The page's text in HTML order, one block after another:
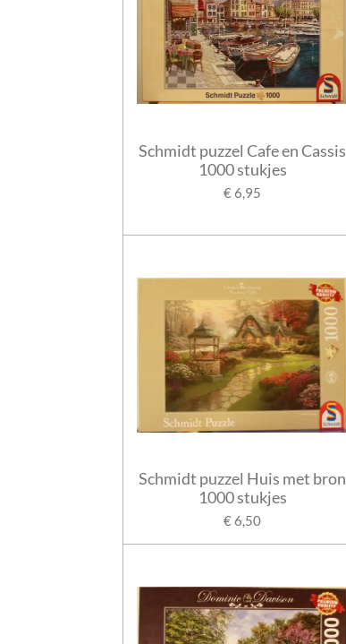
Schmidt puzzel Cafe en Cassis
1000 stukjes
€ 6,95
Schmidt puzzel Huis met bron
1000 stukjes
€ 6,50